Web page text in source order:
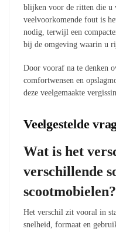
blijken voor de ritten die u
veelvoorkomende fout is
nodig, terwijl een
bij de omgeving waarin u
Door vooraf na te denken
comfortwensen en
deze veelgemaakte
Veelgestelde
Wat is het
verschillende
scootmobielen?
Het verschil zit vooral in
snelheid, formaat en